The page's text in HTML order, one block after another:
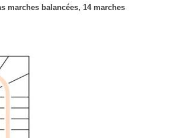
marches balancées, 14 marches